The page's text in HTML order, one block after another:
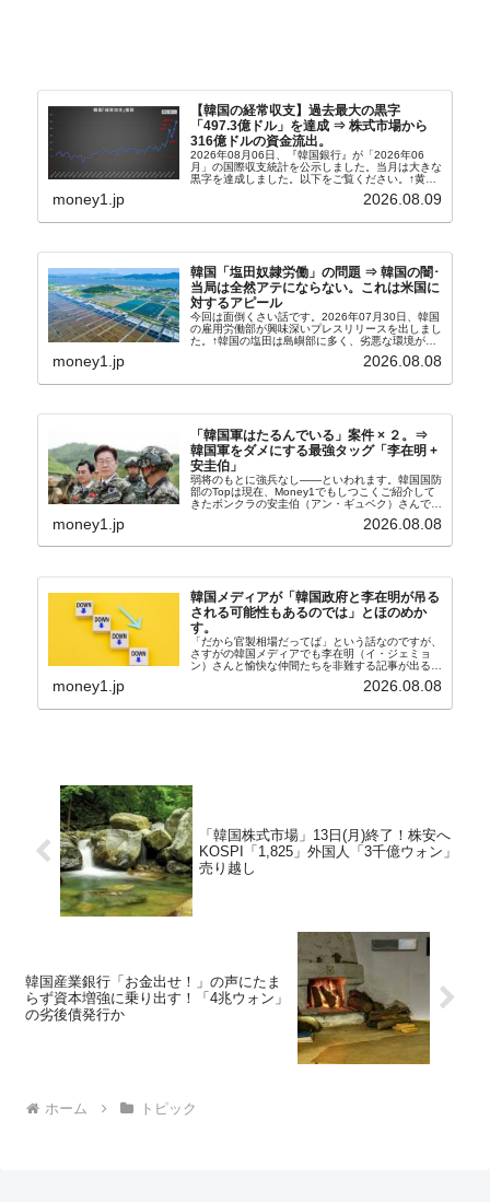
【韓国の経常収支】過去最大の黒字
「497.3億ドル」を達成 ⇒ 株式市場から
316億ドルの資金流出。
2026年08月06日、『韓国銀行』が「2026年06
月」の国際収支統計を公示しました。当月は大きな
黒字を達成しました。以下をご覧ください。↑黄色
の経常収支です。2026年06月貿易収支：4...
money1.jp 2026.08.09
韓国「塩田奴隷労働」の問題 ⇒ 韓国の闇･
当局は全然アテにならない。これは米国に
対するアピール
今回は面倒くさい話です。2026年07月30日、韓国
の雇用労働部が興味深いプレスリリースを出しまし
た。↑韓国の塩田は島嶼部に多く、劣悪な環境が一
般に見られることが少ないため、事件の発覚を妨げ
たといわれます（後述）。これは、いわゆる「塩田
money1.jp 2026.08.08
「韓国軍はたるんでいる」案件 × ２。⇒
韓国軍をダメにする最強タッグ「李在明 +
安圭伯」
弱将のもとに強兵なし――といわれます。韓国国防
部のTopは現在、Money1でもしつこくご紹介して
きたボンクラの安圭伯（アン・ギュベク）さんで
さんと「韓国初の文官上がり」の国防部長官安圭伯
money1.jp 2026.08.08
韓国メディアが「韓国政府と李在明が吊る
される可能性もあるのでは」とほのめか
す。
「だから官製相場だってば」という話なのですが、
さすがの韓国メディアでも李在明（イ・ジェミョ
ン）さんと愉快な仲間たちを非難する記事が出るよ
『朝鮮日報』に面白い記事が出ています。「東西南
money1.jp 2026.08.08
「韓国株式市場」13日(月)終了！株安へ
KOSPI「1,825」外国人「3千億ウォン」
売り越し
韓国産業銀行「お金出せ！」の声にたま
らず資本増強に乗り出す！「4兆ウォン」
の劣後債発行か
ホーム トピック